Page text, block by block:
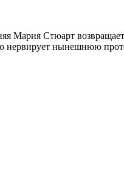
Мария Стюарт
нервирует нынешнюю